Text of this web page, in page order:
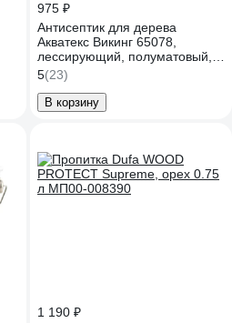
975 ₽
Антисептик для дерева
Акватекс Викинг 65078,
лессирующий, полуматовый,
0,75 л, орех 272518
5(23)
В корзину
1 190 ₽